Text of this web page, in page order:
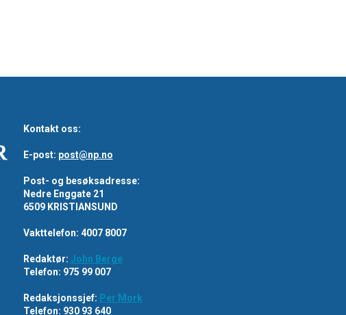
Kontakt oss:
E-post: post@np.no
Post- og besøksadresse:
Nedre Enggate 21
6509 KRISTIANSUND
Vakttelefon: 4007 8007
Redaktør: John Berge
Telefon: 975 99 007
Redaksjonssjef: Per Mork
Telefon: 930 93 640